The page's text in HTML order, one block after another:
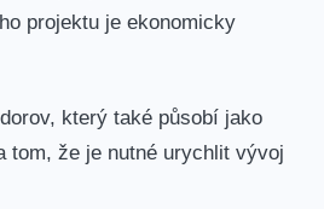
projektu je ekonomicky
který také působí jako
tom, že je nutné urychlit vývoj